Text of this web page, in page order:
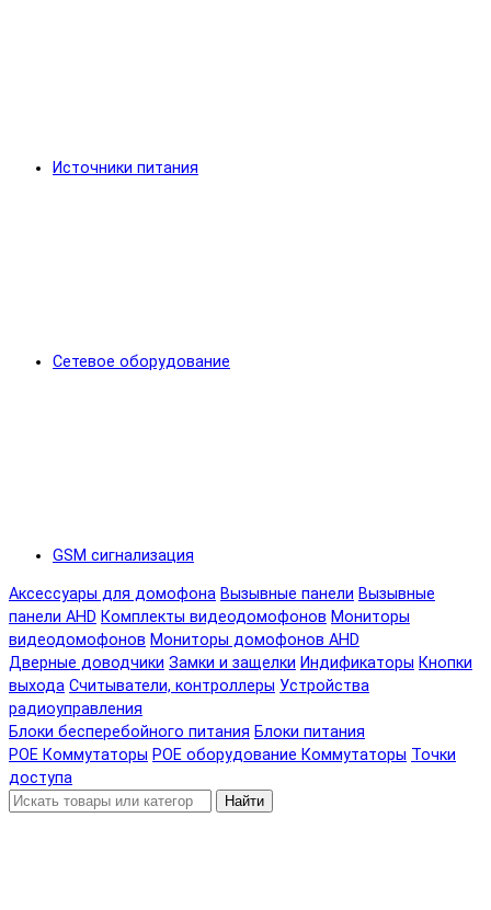
Источники питания
Сетевое оборудование
GSM сигнализация
Аксессуары для домофона Вызывные панели Вызывные
панели AHD Комплекты видеодомофонов Мониторы
видеодомофонов Мониторы домофонов AHD
Дверные доводчики Замки и защелки Индификаторы Кнопки
выхода Считыватели, контроллеры Устройства
радиоуправления
Блоки бесперебойного питания Блоки питания
POE Коммутаторы POE оборудование Коммутаторы Точки
доступа
Найти